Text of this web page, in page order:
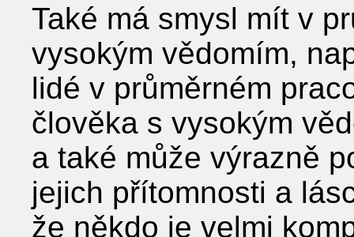
Také má smysl mít v
vysokým vědomím,
lidé v průměrném
člověka s vysokým
a také může výrazně
jejich přítomnosti a
že někdo je velmi